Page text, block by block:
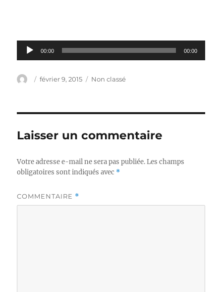
Lecteur
audio
00:00 00:00
Auteur
Publié
février 9, 2015 Catégories
Non classé
Laisser un commentaire
Votre adresse e-mail ne sera pas publiée. Les champs
obligatoires sont indiqués avec *
COMMENTAIRE *